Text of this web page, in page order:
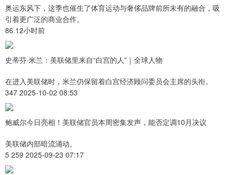
奥运东风下，这季也催生了体育运动与奢侈品牌前所未有的融合，吸
引着更广泛的商业合作。
86 12小时前
史蒂芬·米兰：美联储里来自“白宫的人”｜全球人物
在进入美联储时，米兰仍保留着白宫经济顾问委员会主席的头衔。
347 2025-10-02 08:53
鲍威尔今日亮相！美联储官员本周密集发声，能否定调10月决议
美联储内部暗流涌动。
5 259 2025-09-23 07:17